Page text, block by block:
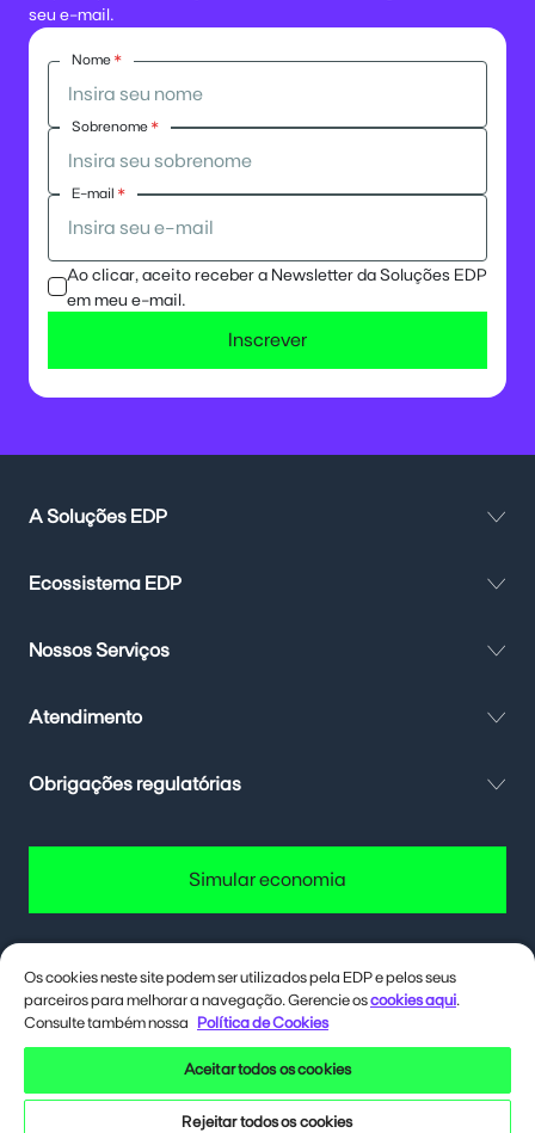
Quer até 40% de desconto na conta
de energia? Deixa eu te contar como.
seu e-mail.
Nome *
Sobrenome *
E-mail *
Ao clicar, aceito receber a Newsletter da Soluções EDP
em meu e-mail.
Inscrever
A Soluções EDP
Ecossistema EDP
Nossos Serviços
Atendimento
Obrigações regulatórias
Simular economia
Os cookies neste site podem ser utilizados pela EDP e pelos seus
parceiros para melhorar a navegação. Gerencie oscookies aqui.
Consulte também nossa
Política de Cookies
Aceitar todos os cookies
Rejeitar todos os cookies